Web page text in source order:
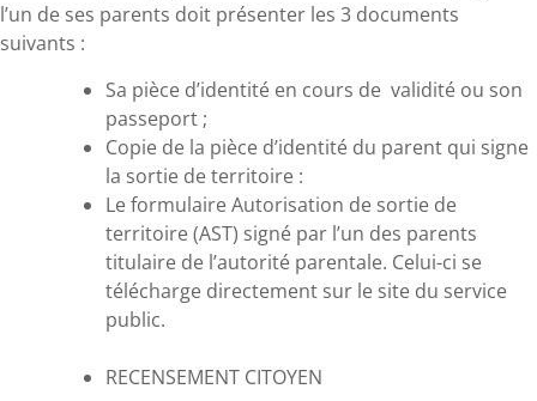
l’un de ses parents doit présenter les 3 documents
suivants :
Sa pièce d’identité en cours de validité ou son
passeport ;
Copie de la pièce d’identité du parent qui signe
la sortie de territoire :
Le formulaire Autorisation de sortie de
territoire (AST) signé par l’un des parents
titulaire de l’autorité parentale. Celui-ci se
télécharge directement sur le site du service
public.
RECENSEMENT CITOYEN